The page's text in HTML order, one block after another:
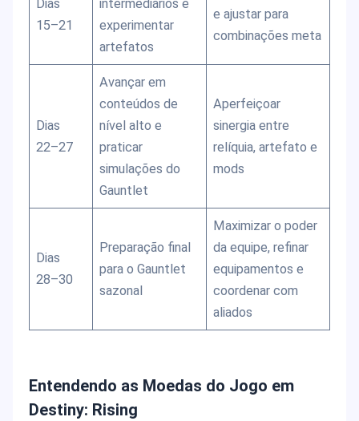
Dias
15–21
intermediários e
experimentar
artefatos
e ajustar para
combinações meta
Dias
22–27
Avançar em
conteúdos de
nível alto e
praticar
simulações do
Gauntlet
Aperfeiçoar
sinergia entre
relíquia, artefato e
mods
Dias
28–30
Preparação final
para o Gauntlet
sazonal
Maximizar o poder
da equipe, refinar
equipamentos e
coordenar com
aliados
Entendendo as Moedas do Jogo em
Destiny: Rising